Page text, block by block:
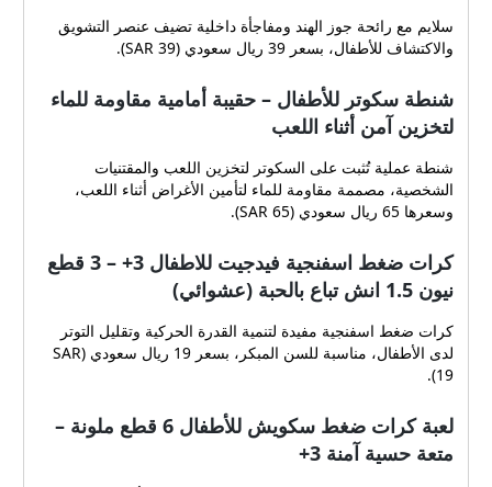
سلايم مع رائحة جوز الهند ومفاجأة داخلية تضيف عنصر التشويق
والاكتشاف للأطفال، بسعر 39 ريال سعودي (SAR 39).
شنطة سكوتر للأطفال – حقيبة أمامية مقاومة للماء
لتخزين آمن أثناء اللعب
شنطة عملية تُثبت على السكوتر لتخزين اللعب والمقتنيات
الشخصية، مصممة مقاومة للماء لتأمين الأغراض أثناء اللعب،
وسعرها 65 ريال سعودي (SAR 65).
كرات ضغط اسفنجية فيدجيت للاطفال 3+ – 3 قطع
نيون 1.5 انش تباع بالحبة (عشوائي)
كرات ضغط اسفنجية مفيدة لتنمية القدرة الحركية وتقليل التوتر
لدى الأطفال، مناسبة للسن المبكر، بسعر 19 ريال سعودي (SAR
19).
لعبة كرات ضغط سكويش للأطفال 6 قطع ملونة –
متعة حسية آمنة 3+